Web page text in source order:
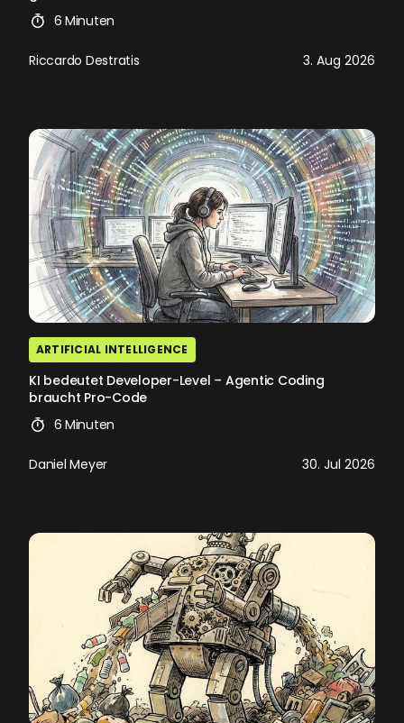
6 Minuten
Riccardo Destratis 3. Aug 2026
ARTIFICIAL INTELLIGENCE
KI bedeutet Developer-Level – Agentic Coding
braucht Pro-Code
6 Minuten
Daniel Meyer 30. Jul 2026